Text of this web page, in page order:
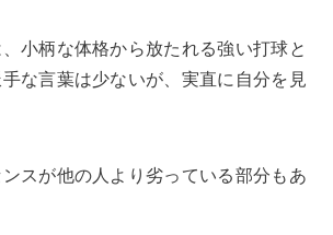
小柄な体格から放たれる強い打球と
な言葉は少ないが、実直に自分を見
スが他の人より劣っている部分もあ